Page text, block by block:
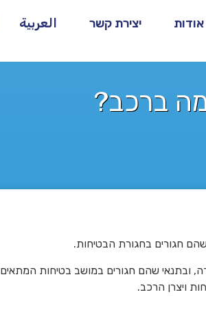
אודות יצירת קשר العربية
ברכב?
ובתנאי שהם חגורים במושב בטיחות המתאים
ויצרן הרכב.